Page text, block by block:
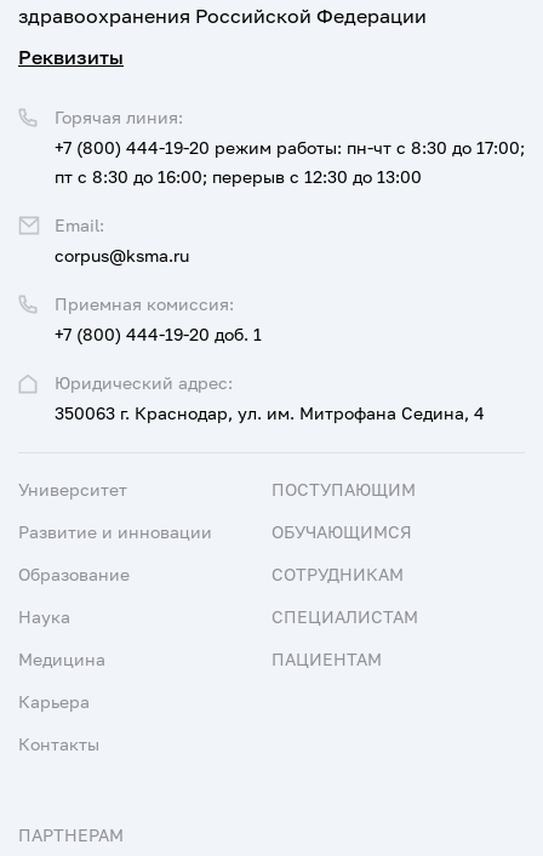
здравоохранения Российской Федерации
Реквизиты
Юридический адрес:
350063 г. Краснодар, ул. им. Митрофана Седина, 4
Приемная комиссия:
+7 (800) 444-19-20 доб. 1
Горячая линия:
+7 (800) 444-19-20 режим работы: пн-чт с 8:30 до 17:00;
пт с 8:30 до 16:00; перерыв с 12:30 до 13:00
Email:
corpus@ksma.ru
Университет
Развитие и инновации
Образование
Наука
Медицина
Карьера
Контакты
ПОСТУПАЮЩИМ
ОБУЧАЮЩИМСЯ
СОТРУДНИКАМ
СПЕЦИАЛИСТАМ
ПАЦИЕНТАМ
ПАРТНЕРАМ